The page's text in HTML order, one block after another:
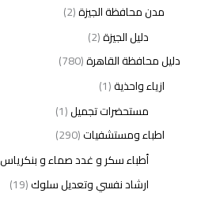
مدن محافظة الجيزة(2)
دليل الجيزة(2)
دليل محافظة القاهرة(780)
ازياء واحذية(1)
مستحضرات تجميل(1)
اطباء ومستشفيات(290)
أطباء سكر و غدد صماء و بنكرياس
ارشاد نفسي وتعديل سلوك(19)